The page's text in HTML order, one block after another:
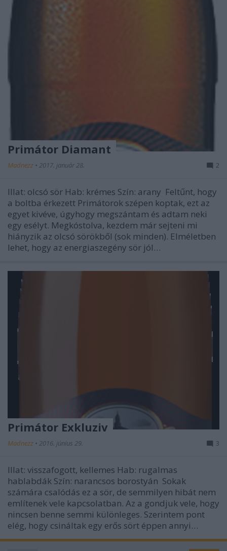
Primátor Diamant
Madnezz • 2017. január 28. 2
Illat: olcsó sör Hab: krémes Szín: arany Feltűnt, hogy
a boltba érkezett Primátorok szépen koptak, ezt az
egyet kivéve, úgyhogy megszántam és adtam neki
egy esélyt. Megkóstolva, kezdem már sejteni mi
hiányzik az olcsó sörökből (sok minden). Elméletben
lehet, hogy az energiaszegény sör jól…
Primátor Exkluziv
Madnezz • 2016. június 29. 3
Illat: visszafogott, kellemes Hab: rugalmas
hablabdák Szín: narancsos borostyán Sokak
számára csalódás ez a sör, de semmilyen hibát nem
említenek vele kapcsolatban. Az a gondjuk vele, hogy
nincsen benne semmi különleges. Szerintem pont
elég, hogy csináltak egy erős sört éppen annyi…